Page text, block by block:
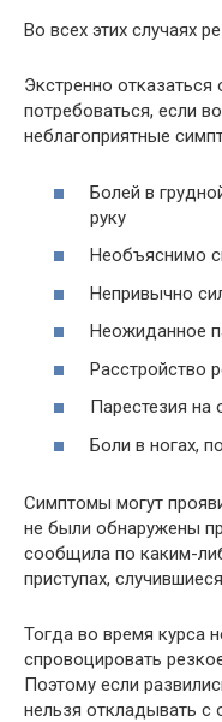
Во всех этих случаях
Экстренно
потребоваться, если
неблагоприятные
Болей в
руку
Необъяснимо
Непривычно
Неожиданное
Расстройство
Парестезия на
Боли в ногах,
Симптомы могут
не были обнаружены
сообщила по каким-
приступах,
Тогда во время курса
спровоцировать
Поэтому если
нельзя откладывать